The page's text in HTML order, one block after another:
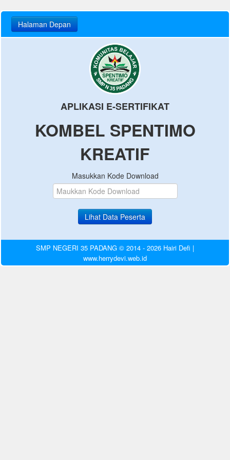
APLIKASI E-SERTIFIKAT
KOMBEL SPENTIMO
KREATIF
Masukkan Kode Download
Lihat Data Peserta
SMP NEGERI 35 PADANG © 2014 - 2026 Hairi Defi |
www.herrydevi.web.id